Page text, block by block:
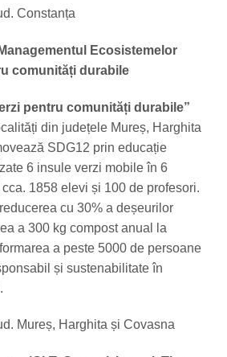
Constanța
Ecosistemelor
comunități durabile
pentru comunități durabile”
din județele Mureș, Harghita
SDG12 prin educație
6 insule verzi mobile în 6
1858 elevi și 100 de profesori.
cu 30% a deșeurilor
a 300 kg compost anual la
a peste 5000 de persoane
și sustenabilitate în
Mureș, Harghita și Covasna